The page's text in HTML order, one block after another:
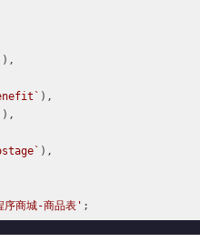
),
),
),
),
序商城-商品表' ;